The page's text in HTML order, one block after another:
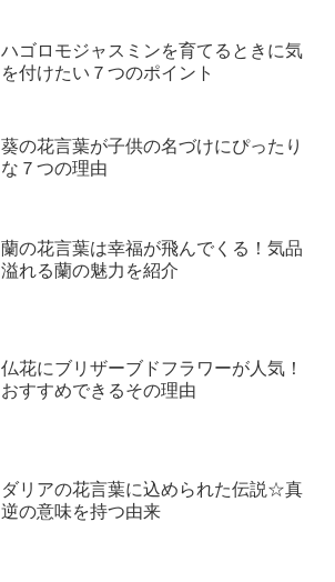
ハゴロモジャスミンを育てるときに気
を付けたい７つのポイント
葵の花言葉が子供の名づけにぴったり
な７つの理由
蘭の花言葉は幸福が飛んでくる！気品
溢れる蘭の魅力を紹介
仏花にブリザーブドフラワーが人気！
おすすめできるその理由
ダリアの花言葉に込められた伝説☆真
逆の意味を持つ由来